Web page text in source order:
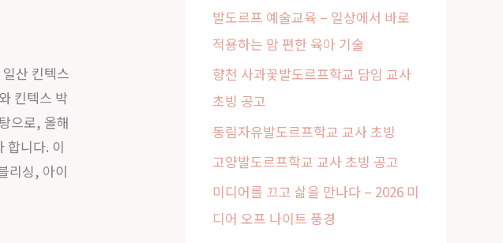
산 킨텍스
킨텍스 박
으로, 올해
합니다. 이
리싱, 아이
o
r
:
발도르프 예술교육 – 일상에서 바로
적용하는 맘 편한 육아 기술
향천 사과꽃발도르프학교 담임 교사
초빙 공고
동림자유발도르프학교 교사 초빙
고양발도르프학교 교사 초빙 공고
미디어를 끄고 삶을 만나다 – 2026 미
디어 오프 나이트 풍경